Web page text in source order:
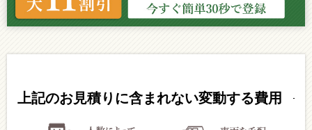
上記のお見積りに含まれない変動する費用